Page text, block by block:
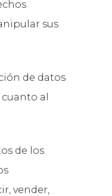
sus
de datos
al
de los
vender,